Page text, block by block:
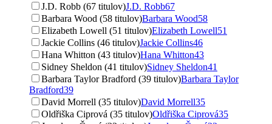
J.D. Robb (67 titulov)J.D. Robb67
Barbara Wood (58 titulov)Barbara Wood58
Elizabeth Lowell (51 titulov)Elizabeth Lowell51
Jackie Collins (46 titulov)Jackie Collins46
Hana Whitton (43 titulov)Hana Whitton43
Sidney Sheldon (41 titulov)Sidney Sheldon41
Barbara Taylor Bradford (39 titulov)Barbara Taylor
Bradford39
David Morrell (35 titulov)David Morrell35
Oldřiška Ciprová (35 titulov)Oldřiška Ciprová35